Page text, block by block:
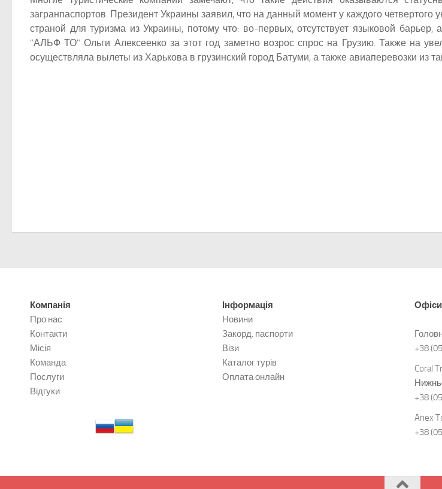
загранпаспортов. Президент Украины заявил, что на данный момент у каждого четвертого
страной для туризма из Украины, потому что: во-первых, отсутствует языковой
"АЛЬФ ТО" Ольги Алексеенко за этот год заметно возрос спрос на Грузию. Также на
осуществляла вылеты из Харькова в грузинский город Батуми, а также авиаперевозки из
Компанія
Про нас
Контакти
Місія
Команда
Послуги
Відгуки
Інформація
Новини
Закорд. паспорти
Візи
Каталог турів
Оплата онлайн
Офіси
+38
Coral
+38
Anex
+38